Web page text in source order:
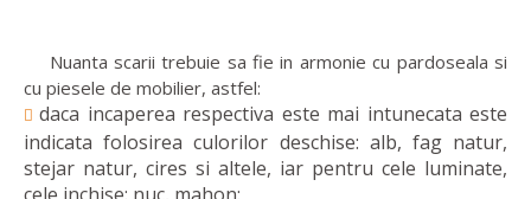
Nuanta scarii trebuie sa fie in armonie cu pardoseala si
cu piesele de mobilier, astfel:
daca incaperea respectiva este mai intunecata este
indicata folosirea culorilor deschise: alb, fag natur,
stejar natur, cires si altele, iar pentru cele luminate,